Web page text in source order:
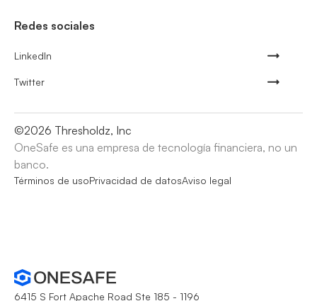
Redes sociales
LinkedIn
Twitter
©2026 Thresholdz, Inc
OneSafe es una empresa de tecnología financiera, no un
banco.
Términos de usoPrivacidad de datosAviso legal
6415 S Fort Apache Road Ste 185 - 1196